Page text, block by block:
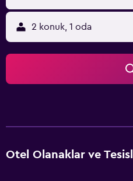
2 konuk, 1 oda
Otel Olanaklar ve